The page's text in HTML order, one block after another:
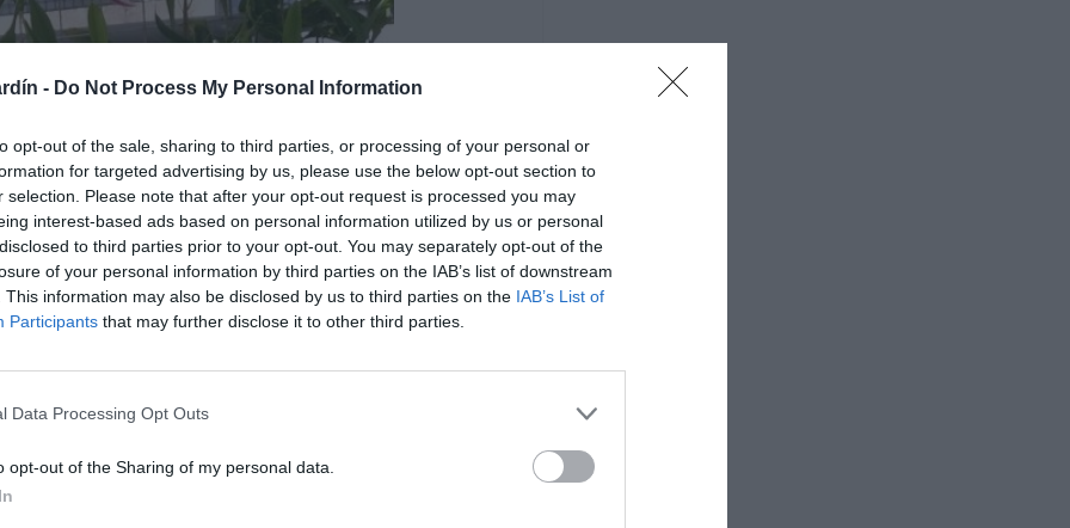
- Do Not Process My Personal Information
opt-out of the sale, sharing to third parties, or processing of your personal or
for targeted advertising by us, please use the below opt-out section to
selection. Please note that after your opt-out request is processed you may
interest-based ads based on personal information utilized by us or personal
to third parties prior to your opt-out. You may separately opt-out of the
of your personal information by third parties on the IAB’s list of downstream
This information may also be disclosed by us to third parties on the IAB’s List of
Participants that may further disclose it to other third parties.
Data Processing Opt Outs
opt-out of the Sharing of my personal data.
las hojas crecen a partir de un tallo corto, son
alcanzar mas de sesenta centímetros de longitud y de
desarrollan de forma erguida, pero se curvan a medida que
marcada y hendida, de color verde pálido, y bordes